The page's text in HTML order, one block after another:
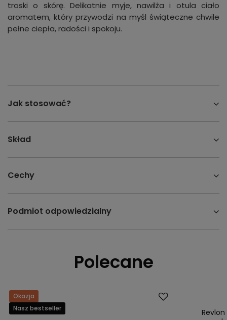
troski o skórę. Delikatnie myje, nawilża i otula ciało
aromatem, który przywodzi na myśl świąteczne chwile
pełne ciepła, radości i spokoju.
Jak stosować?
Skład
Cechy
Podmiot odpowiedzialny
Polecane
Okazja
Nasz bestseller
Nasz